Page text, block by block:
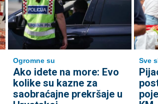
Ogromne su
Ako idete na more: Evo
kolike su kazne za
saobraćajne prekršaje u
Sve